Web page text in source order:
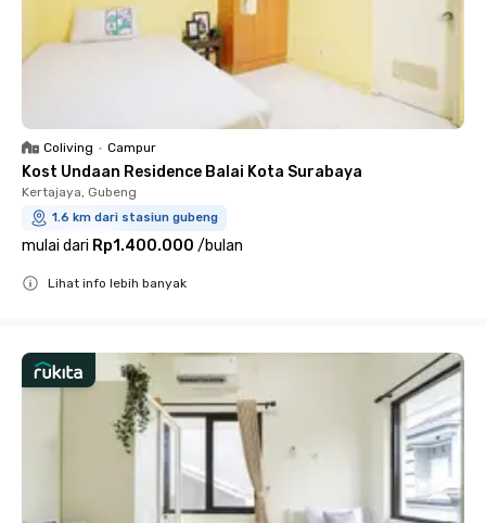
Coliving • Campur
Kost Undaan Residence Balai Kota Surabaya
Kertajaya, Gubeng
1.6 km dari stasiun gubeng
mulai dari Rp1.400.000 /bulan
Lihat info lebih banyak